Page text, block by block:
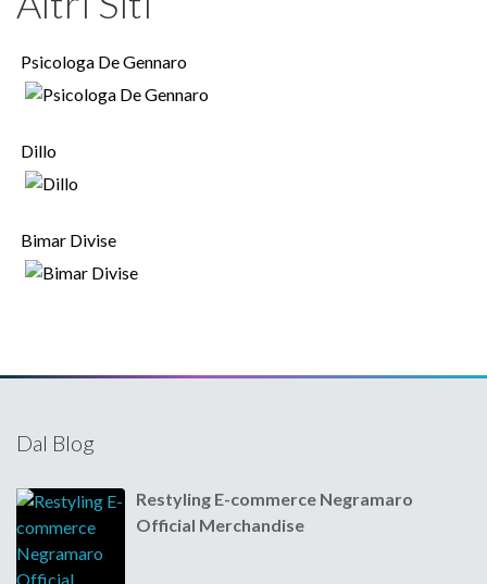
Psicologa De Gennaro
Dillo
Bimar Divise
Dal Blog
Restyling E-commerce Negramaro
Official Merchandise